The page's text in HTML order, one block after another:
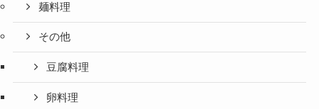
麺料理
その他
豆腐料理
卵料理